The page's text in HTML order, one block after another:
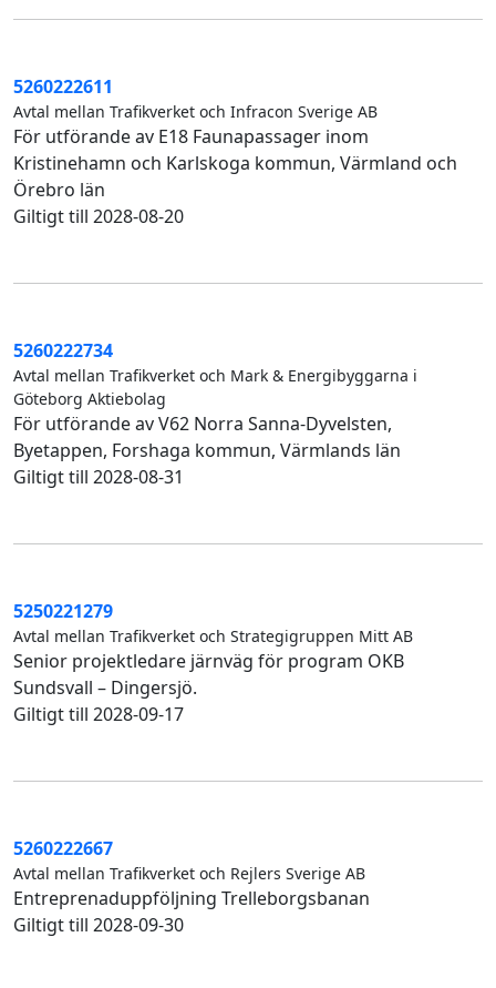
5260222611
Avtal mellan Trafikverket och Infracon Sverige AB
För utförande av E18 Faunapassager inom
Kristinehamn och Karlskoga kommun, Värmland och
Örebro län
Giltigt till 2028-08-20
5260222734
Avtal mellan Trafikverket och Mark & Energibyggarna i
Göteborg Aktiebolag
För utförande av V62 Norra Sanna-Dyvelsten,
Byetappen, Forshaga kommun, Värmlands län
Giltigt till 2028-08-31
5250221279
Avtal mellan Trafikverket och Strategigruppen Mitt AB
Senior projektledare järnväg för program OKB
Sundsvall – Dingersjö.
Giltigt till 2028-09-17
5260222667
Avtal mellan Trafikverket och Rejlers Sverige AB
Entreprenaduppföljning Trelleborgsbanan
Giltigt till 2028-09-30